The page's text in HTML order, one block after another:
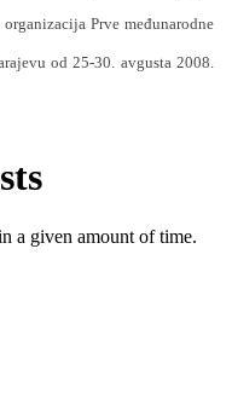
Prve međunarodne
od 25-30. avgusta 2008.